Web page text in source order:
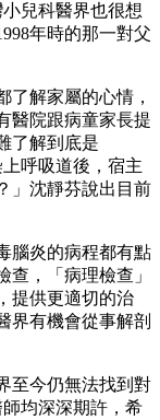
兒科醫界也很想
年時的那一對父
了解家屬的心情，
醫院跟病童家長提
了解到底是
呼吸道後，宿主
」沈靜芬說出目前
腦炎的病程都有點
，「病理檢查」
提供更適切的治
界有機會從事解剖
至今仍無法找到對
均深深期許，希